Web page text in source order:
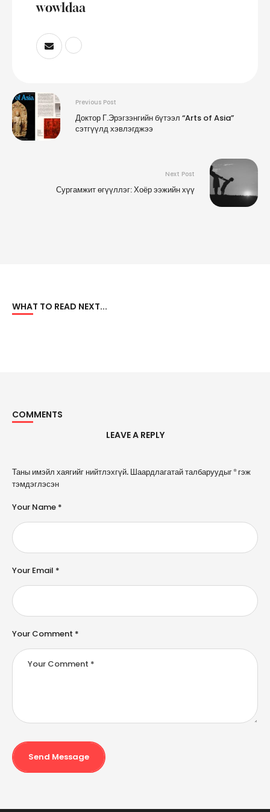
wowldaa
Previous Post
Доктор Г.Эрэгзэнгийн бүтээл “Arts of Asia”
сэтгүүлд хэвлэгджээ
Next Post
Сургамжит өгүүллэг: Хоёр ээжийн хүү
WHAT TO READ NEXT...
COMMENTS
LEAVE A REPLY
Таны имэйл хаягийг нийтлэхгүй. Шаардлагатай талбаруудыг*гэж
тэмдэглэсэн
Your Comment *
Your Name *
Your Email *
Send Message
A
l
e
n
a
ti
e